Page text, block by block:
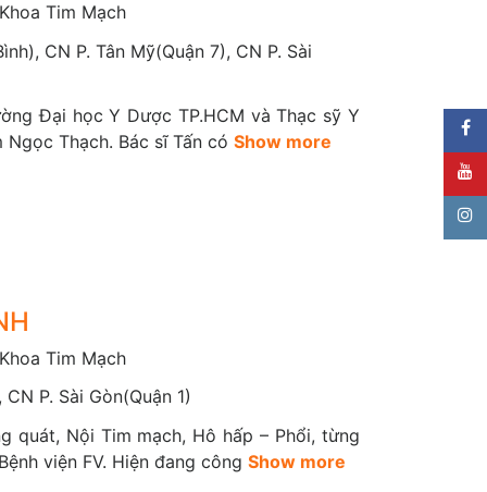
y tế chăm sóc ngoại trú bệnh tim mạch cho
áp, đái tháo đường, béo phì.., phối hợp
tích cực vào việc chữa trị.
BV Nhi Đồng... để việc điều trị nội trú được
dõi chỉ số tim mạch từ xa, nhằm đảm bảo
hưởng từ (MRI) và Chụp cắt lớp vi tính (CT)
Tim Mạch
CN P. Tân Mỹ(Quận 7), CN P. Sài
Đại học Y Dược TP.HCM và Thạc sỹ Y
Ngọc Thạch. Bác sĩ Tấn cóShow more
Tim Mạch
P. Sài Gòn(Quận 1)
quát, Nội Tim mạch, Hô hấp – Phổi, từng
viện FV. Hiện đang côngShow more